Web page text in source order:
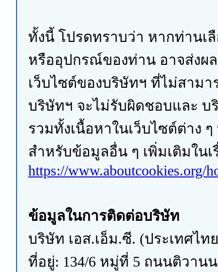
ทั้งนี้ โปรดทราบว่า หากท่านเ
หรืออุปกรณ์ของท่าน อาจส่งผ
เว็บไซต์ของบริษัทฯ ที่ไม่สาม
บริษัทฯ จะไม่รับผิดชอบและ บ
รวมทั้งเนื้อหาในเว็บไซต์ต่าง
สำหรับข้อมูลอื่น ๆ เพิ่มเติมใน
https://www.aboutcookies.org/
ข้อมูลในการติดต่อบริษัท
บริษัท เอส.เอ็ม.ซี. (ประเทศไท
ที่อยู่: 134/6 หมู่ที่ 5 ถนนติวาน